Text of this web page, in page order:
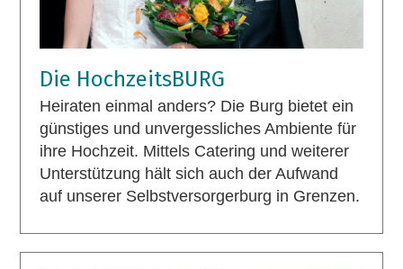
Die HochzeitsBURG
Heiraten einmal anders? Die Burg bietet ein
günstiges und unvergessliches Ambiente für
ihre Hochzeit. Mittels Catering und weiterer
Unterstützung hält sich auch der Aufwand
auf unserer Selbstversorgerburg in Grenzen.